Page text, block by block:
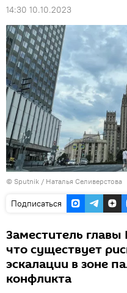
14:30 10.10.2023
© Sputnik / Наталья Селиверстова
Подписаться
Заместитель
что существует
эскалации в зоне
конфликта